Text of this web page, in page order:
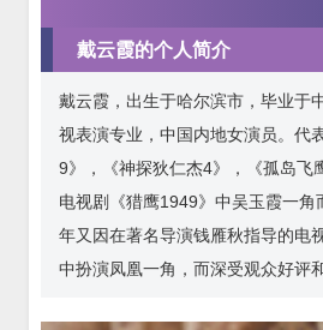
戴云霞的个人简介
戴云霞，出生于哈尔滨市，毕业于
视表演专业，中国内地女演员。代
9》，《神探狄仁杰4》，《孤岛飞
电视剧《猎鹰1949》中吴玉霞一
年又因在著名导演钱雁秋指导的电
中扮演凤凰一角，而深受观众好评